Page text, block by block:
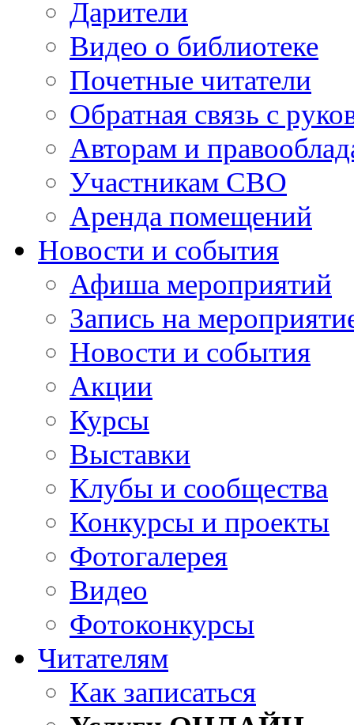
Дарители
Видео о библиотеке
Почетные читатели
Обратная связь с
Авторам и
Участникам СВО
Аренда помещений
Новости и события
Афиша мероприятий
Запись на
Новости и события
Акции
Курсы
Выставки
Клубы и сообщества
Конкурсы и проекты
Фотогалерея
Видео
Фотоконкурсы
Читателям
Как записаться